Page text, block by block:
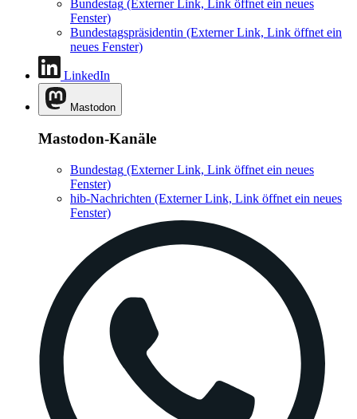
Bundestag (Externer Link, Link öffnet ein neues
Fenster)
Bundestagspräsidentin (Externer Link, Link öffnet ein
neues Fenster)
LinkedIn
Mastodon
Mastodon-Kanäle
Bundestag (Externer Link, Link öffnet ein neues
Fenster)
hib-Nachrichten (Externer Link, Link öffnet ein neues
Fenster)